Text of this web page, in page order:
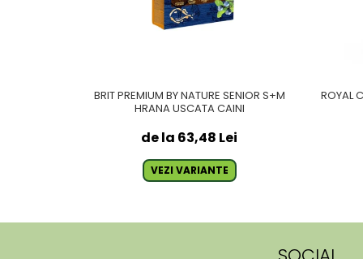
BRIT PREMIUM BY NATURE SENIOR S+M
HRANA USCATA CAINI
de la 63,48 Lei
VEZI VARIANTE
ROYAL